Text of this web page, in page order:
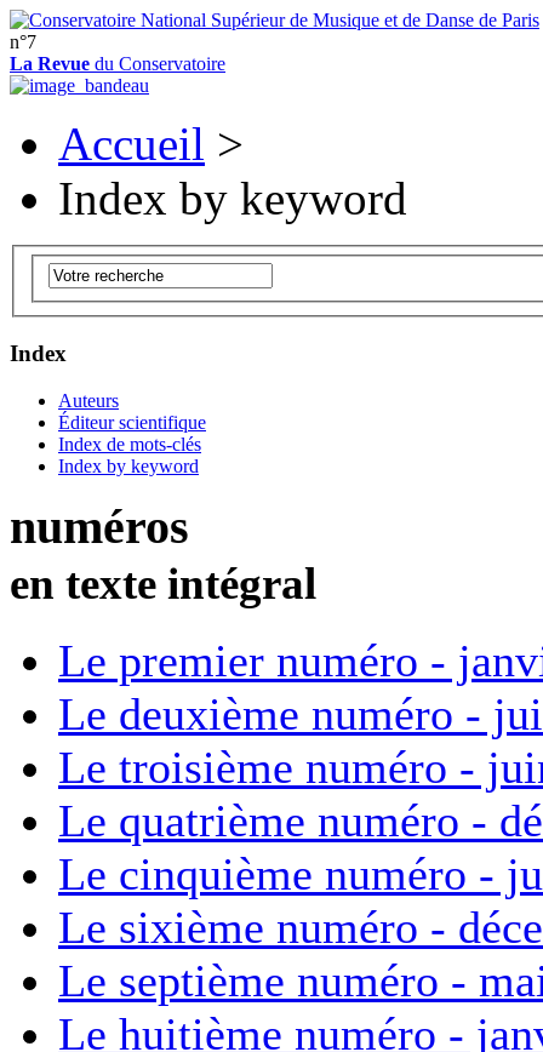
n°7
La Revue du Conservatoire
Accueil >
Index by keyword
Index
Auteurs
Éditeur scientifique
Index de mots-clés
Index by keyword
numéros
en texte intégral
Le premier numéro -
Le deuxième numéro -
Le troisième numéro -
Le quatrième numéro -
Le cinquième numéro -
Le sixième numéro -
Le septième numéro -
Le huitième numéro -